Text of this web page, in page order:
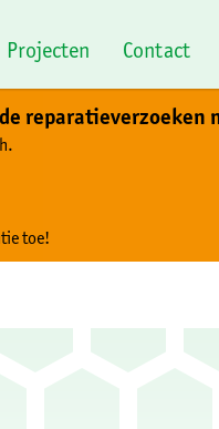
Projecten Contact
reparatieverzoeken
toe!